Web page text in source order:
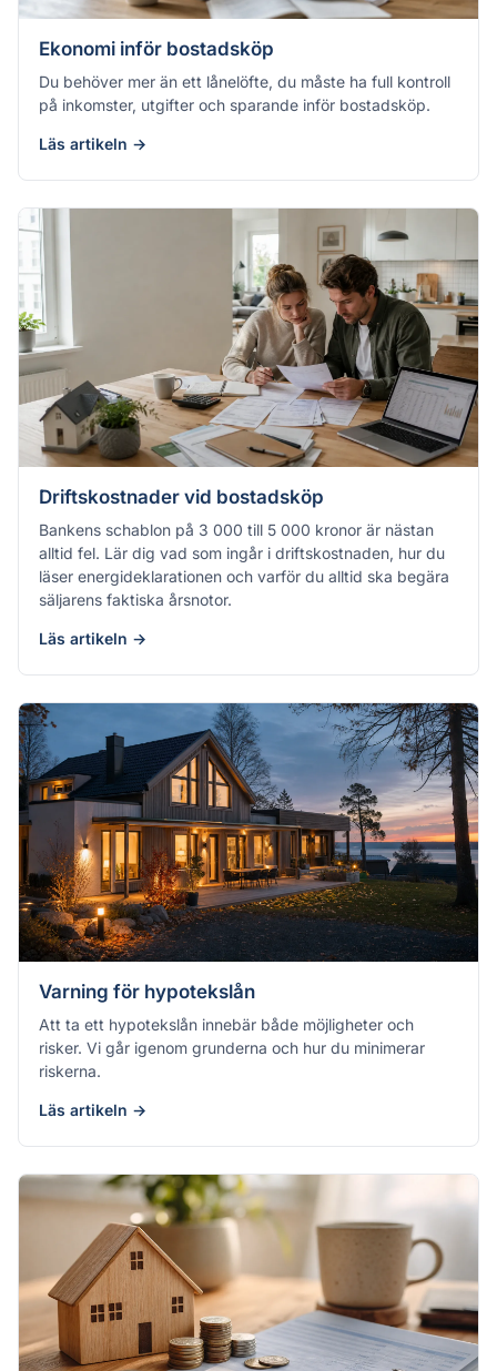
Ekonomi inför bostadsköp
Du behöver mer än ett lånelöfte, du måste ha full kontroll
på inkomster, utgifter och sparande inför bostadsköp.
Läs artikeln →
Driftskostnader vid bostadsköp
Bankens schablon på 3 000 till 5 000 kronor är nästan
alltid fel. Lär dig vad som ingår i driftskostnaden, hur du
läser energideklarationen och varför du alltid ska begära
säljarens faktiska årsnotor.
Läs artikeln →
Varning för hypotekslån
Att ta ett hypotekslån innebär både möjligheter och
risker. Vi går igenom grunderna och hur du minimerar
riskerna.
Läs artikeln →